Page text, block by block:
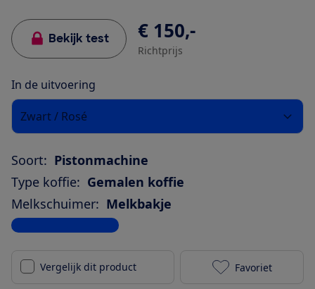
Bekijk test € 150,-
Richtprijs
In de uitvoering
Zwart / Rosé
Soort: Pistonmachine
Type koffie: Gemalen koffie
Melkschuimer: Melkbakje
Bekijk alle specificaties
Vergelijk dit product BluMill
Favoriet